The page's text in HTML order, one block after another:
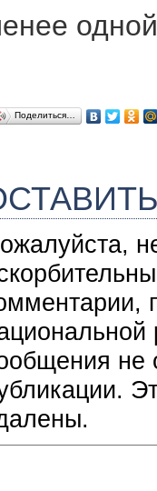
Поделиться…
не